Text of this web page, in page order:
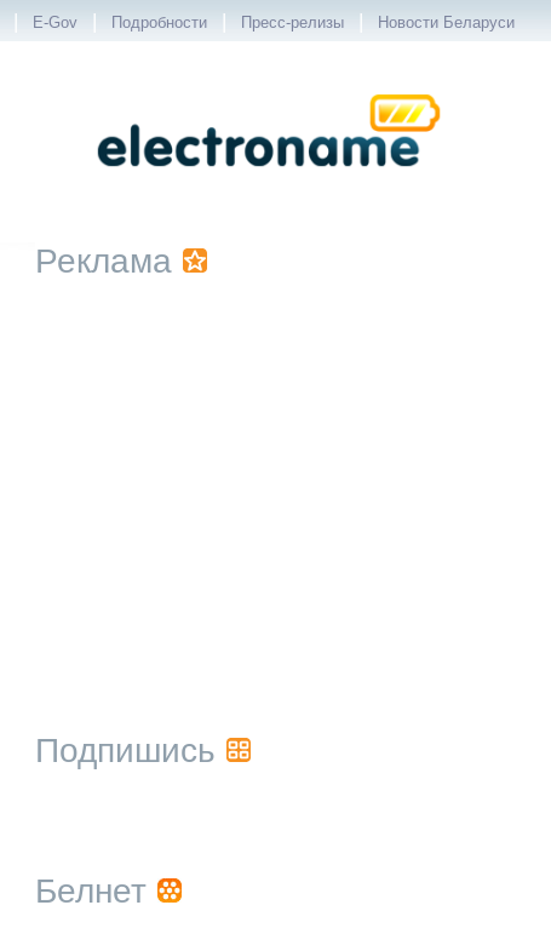
| E-Gov | Подробности | Пресс-релизы | Новости Беларуси
Реклама
Подпишись
Белнет